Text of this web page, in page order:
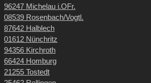
96247 Michelau i.OFr.
08539 Rosenbach/Vogtl.
87642 Halblech
01612 Nünchritz
94356 Kirchroth
66424 Homburg
21255 Tostedt